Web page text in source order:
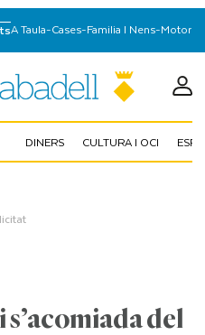
A Taula-Cases-Familia I Nens-Motor
DINERS CULTURA I OCI
del